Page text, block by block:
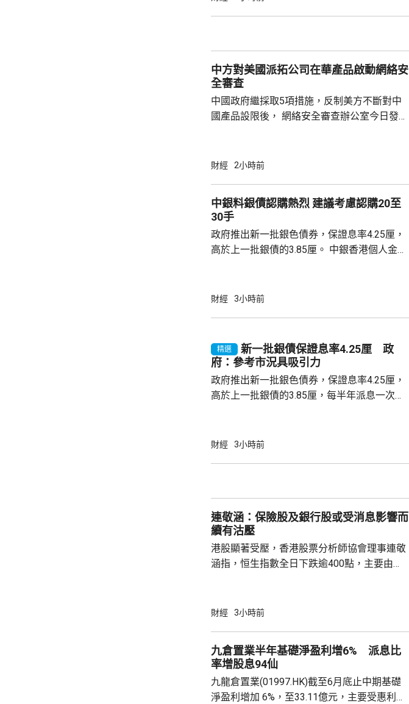
中方對美國派拓公司在華產品啟動網絡安
全審查
中國政府繼採取5項措施，反制美方不斷對中
國產品設限後， 網絡安全審查辦公室今日發公
公告指，為保障關鍵信息基礎設施安全穩定運
拓產品實施網絡安全審查。 商務部昨日宣布對
美國採取5項反制措施，包括加強無人機相關
兩用物項對出口管...
財經 2小時前
中銀料銀債認購熱烈 建議考慮認購20至
30手
政府推出新一批銀色債券，保證息率4.25厘，
高於上一批銀債的3.85厘。 中銀香港個人金融
帶動股市和債市波動，令風險較低及收益穩定
引。他指，近年銀色債券的認購反應熱烈，每
年超過30萬人參與，預料今次認購人數會更
多，建議市民可考慮購買20...
財經 3小時前
精選
新一批銀債保證息率4.25厘 政
府：參考市況具吸引力
政府推出新一批銀色債券，保證息率4.25厘，
高於上一批銀債的3.85厘，每半年派息一次。
100手債券；持有有效香港身份證、1967年或
額上調至最多550億元。。 財經事務及庫務局
局長...
財經 3小時前
連敬涵：保險股及銀行股或受消息影響而
續有沽壓
港股顯著受壓，香港股票分析師協會理事連敬
涵指，恒生指數全日下跌逾400點，主要由於
滙豐(00005.HK)受消息影響，亦分別跌逾6%及
險公司的內地客相關業務增長有困難，提醒如
果消息再進一步惡化，會繼續為保險股及銀行
股...
財經 3小時前
九倉置業半年基礎淨盈利增6% 派息比
率增股息94仙
九龍倉置業(01997.HK)截至6月底止中期基礎
淨盈利增加 6%，至33.11億元，主要受惠利息